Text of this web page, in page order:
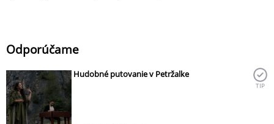
Odporúčame
Hudobné putovanie v Petržalke
TIP